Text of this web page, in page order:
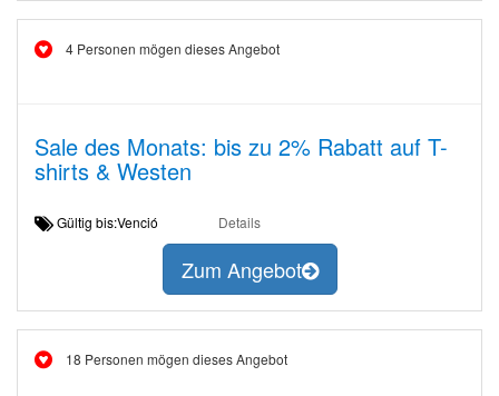
4 Personen mögen dieses Angebot
Sale des Monats: bis zu 2% Rabatt auf T-
shirts & Westen
Gültig bis:Venció Details
Zum Angebot
18 Personen mögen dieses Angebot